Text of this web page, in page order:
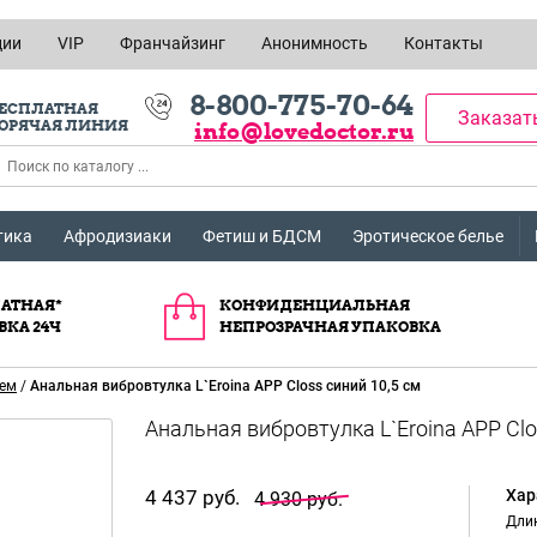
VIP Франчайзинг Анонимность Контакты
ЛИНИЯ
8-800-775-70-64
info@lovedoctor.ru
Афродизиаки Фетиш и БДСМ Эротическое белье
24Ч
КОНФИДЕНЦИАЛЬНАЯ
НЕПРОЗРАЧНАЯ УПАКОВКА
/ Анальная вибровтулка L`Eroina APP Closs синий 10,5 см
4 437 руб. 4 930 руб.